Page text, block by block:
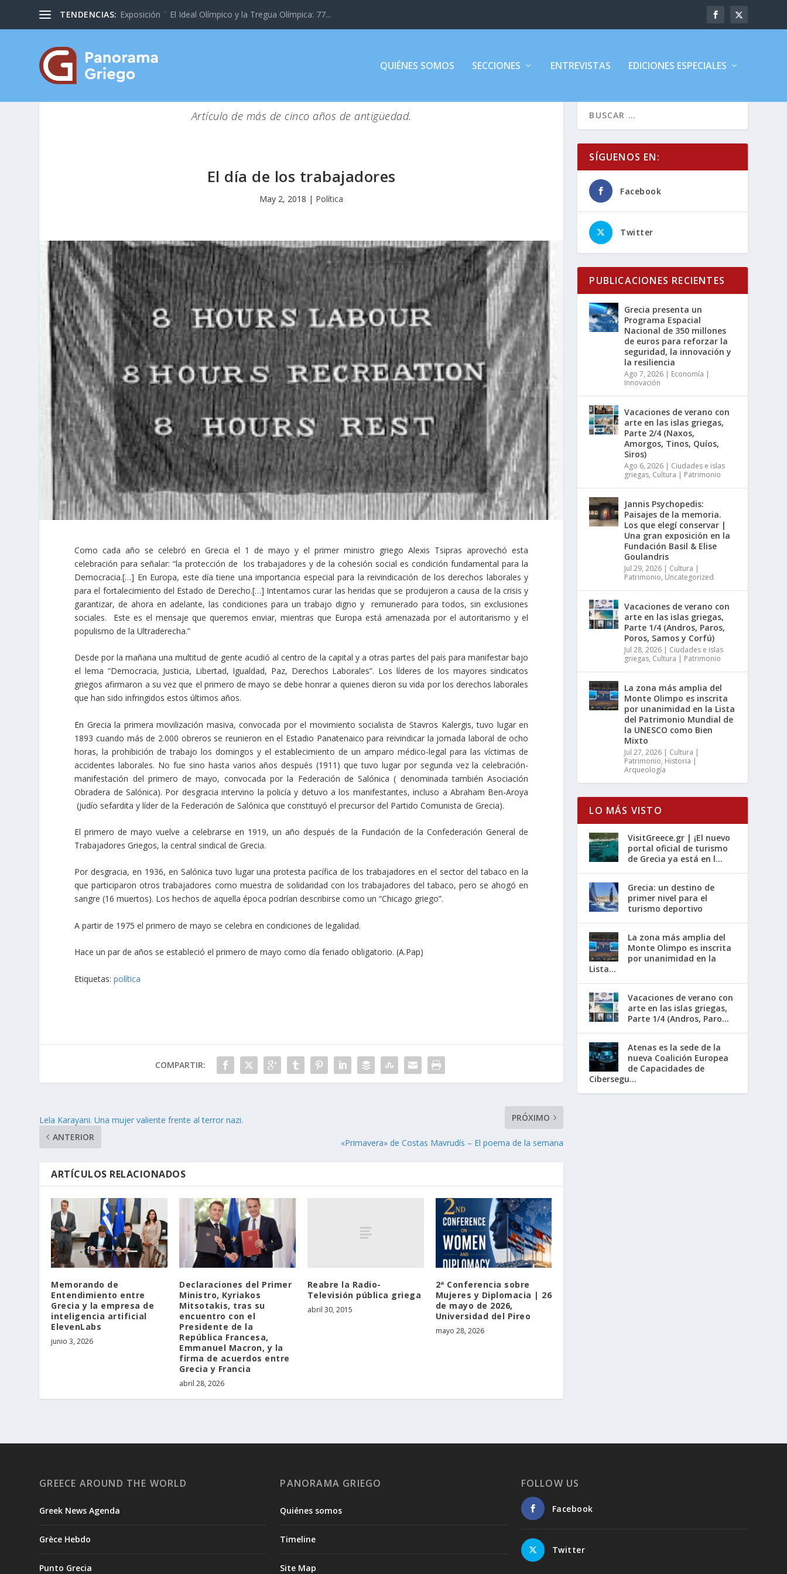
TENDENCIAS: Exposición ¨ El Ideal Olímpico y la Tregua Olímpica: 77...
QUIÉNES SOMOS SECCIONES ENTREVISTAS EDICIONES ESPECIALES
Artículo de más de cinco años de antigüedad.
El día de los trabajadores
May 2, 2018 | Política
Como cada año se celebró en Grecia el 1 de mayo y el primer ministro griego Alexis Tsipras aprovechó esta
celebración para señalar: “la protección de los trabajadores y de la cohesión social es condición fundamental para la
Democracia.[…] En Europa, este día tiene una importancia especial para la reivindicación de los derechos laborales y
para el fortalecimiento del Estado de Derecho.[…] Intentamos curar las heridas que se produjeron a causa de la crisis y
garantizar, de ahora en adelante, las condiciones para un trabajo digno y remunerado para todos, sin exclusiones
sociales. Este es el mensaje que queremos enviar, mientras que Europa está amenazada por el autoritarismo y el
populismo de la Ultraderecha.”
Desde por la mañana una multitud de gente acudió al centro de la capital y a otras partes del país para manifestar bajo
el lema “Democracia, Justicia, Libertad, Igualdad, Paz, Derechos Laborales”. Los líderes de los mayores sindicatos
griegos afirmaron a su vez que el primero de mayo se debe honrar a quienes dieron su vida por los derechos laborales
que han sido infringidos estos últimos años.
En Grecia la primera movilización masiva, convocada por el movimiento socialista de Stavros Kalergis, tuvo lugar en
1893 cuando más de 2.000 obreros se reunieron en el Estadio Panatenaico para reivindicar la jornada laboral de ocho
horas, la prohibición de trabajo los domingos y el establecimiento de un amparo médico-legal para las víctimas de
accidentes laborales. No fue sino hasta varios años después (1911) que tuvo lugar por segunda vez la celebración-
manifestación del primero de mayo, convocada por la Federación de Salónica ( denominada también Asociación
Obradera de Salónica). Por desgracia intervino la policía y detuvo a los manifestantes, incluso a Abraham Ben-Aroya
(judío sefardita y líder de la Federación de Salónica que constituyó el precursor del Partido Comunista de Grecia).
El primero de mayo vuelve a celebrarse en 1919, un año después de la Fundación de la Confederación General de
Trabajadores Griegos, la central sindical de Grecia.
Por desgracia, en 1936, en Salónica tuvo lugar una protesta pacífica de los trabajadores en el sector del tabaco en la
que participaron otros trabajadores como muestra de solidaridad con los trabajadores del tabaco, pero se ahogó en
sangre (16 muertos). Los hechos de aquella época podrían describirse como un “Chicago griego”.
A partir de 1975 el primero de mayo se celebra en condiciones de legalidad.
Hace un par de años se estableció el primero de mayo como día feriado obligatorio. (A.Pap)
Etiquetas:política
COMPARTIR:
Lela Karayani. Una mujer valiente frente al terror nazi.
ANTERIOR
PRÓXIMO
«Primavera» de Costas Mavrudís – El poema de la semana
ARTÍCULOS RELACIONADOS
Memorando de
Entendimiento entre
Grecia y la empresa de
inteligencia artificial
ElevenLabs
junio 3, 2026
Declaraciones del Primer
Ministro, Kyriakos
Mitsotakis, tras su
encuentro con el
Presidente de la
República Francesa,
Emmanuel Macron, y la
firma de acuerdos entre
Grecia y Francia
abril 28, 2026
Reabre la Radio-
Televisión pública griega
abril 30, 2015
2ª Conferencia sobre
Mujeres y Diplomacia | 26
de mayo de 2026,
Universidad del Pireo
mayo 28, 2026
SÍGUENOS EN:
Facebook
Twitter
PUBLICACIONES RECIENTES
Grecia presenta un
Programa Espacial
Nacional de 350 millones
de euros para reforzar la
seguridad, la innovación y
la resiliencia
Ago 7, 2026 | Economía |
Innovación
Vacaciones de verano con
arte en las islas griegas,
Parte 2/4 (Naxos,
Amorgos, Tinos, Quíos,
Siros)
Ago 6, 2026 | Ciudades e islas
griegas, Cultura | Patrimonio
Jannis Psychopedis:
Paisajes de la memoria.
Los que elegí conservar |
Una gran exposición en la
Fundación Basil & Elise
Goulandris
Jul 29, 2026 | Cultura |
Patrimonio, Uncategorized
Vacaciones de verano con
arte en las islas griegas,
Parte 1/4 (Andros, Paros,
Poros, Samos y Corfú)
Jul 28, 2026 | Ciudades e islas
griegas, Cultura | Patrimonio
La zona más amplia del
Monte Olimpo es inscrita
por unanimidad en la Lista
del Patrimonio Mundial de
la UNESCO como Bien
Mixto
Jul 27, 2026 | Cultura |
Patrimonio, Historia |
Arqueología
LO MÁS VISTO
VisitGreece.gr | ¡El nuevo
portal oficial de turismo
de Grecia ya está en l...
Grecia: un destino de
primer nivel para el
turismo deportivo
La zona más amplia del
Monte Olimpo es inscrita
por unanimidad en la
Lista...
Vacaciones de verano con
arte en las islas griegas,
Parte 1/4 (Andros, Paro...
Atenas es la sede de la
nueva Coalición Europea
de Capacidades de
Cibersegu...
GREECE AROUND THE WORLD
Greek News Agenda
Grèce Hebdo
Punto Grecia
PANORAMA GRIEGO
Quiénes somos
Timeline
Site Map
FOLLOW US
Facebook
Twitter